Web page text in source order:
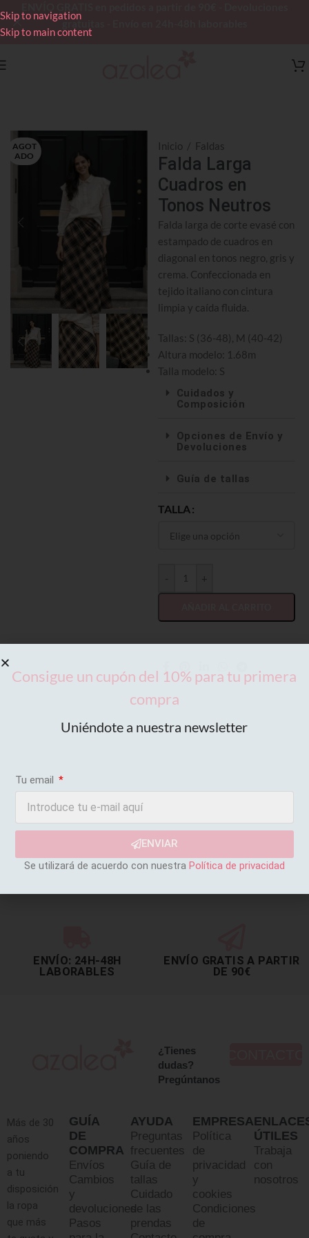
Skip to navigation
Skip to main content
gratuitas - Envío en 24h-48h laborables
AGOT
ADO
Inicio / Faldas
Falda Larga
Cuadros en
Tonos Neutros
Falda larga de corte evasé con
estampado de cuadros en
diagonal en tonos negro, gris y
crema. Confeccionada en
tejido italiano con cintura
limpia y caída fluida.
Tallas: S (36-48), M (40-42)
Altura modelo: 1.68m
Talla modelo: S
Cuidados y
Composición
Opciones de Envío y
Devoluciones
Guía de tallas
TALLA
+
ENVÍO: 24H-48H
LABORABLES
ENVÍO GRATIS A PARTIR
DE 90€
¿Tienes
dudas?
Pregúntanos
Más de 30
años
poniendo
a tu
disposición
la ropa
que más
GUÍA
DE
COMPRA
Envíos
Cambios
y
devoluciones
Pasos
AYUDA
Preguntas
frecuentes
Guía de
tallas
Cuidado
de las
prendas
EMPRESA
Política
de
privacidad
y
cookies
Condiciones
de
ÚTILES
Trabaja
con
nosotros
Consigue un cupón del 10% para tu primera
compra
Uniéndote a nuestra newsletter
Tu email
ENVIAR
Se utilizará de acuerdo con nuestra Política de privacidad